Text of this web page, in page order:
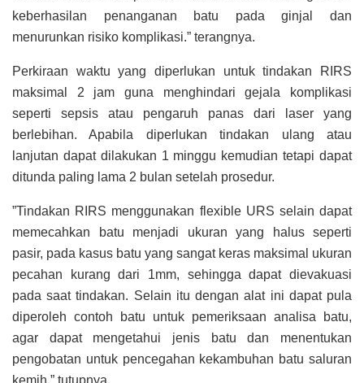
keberhasilan penanganan batu pada ginjal dan
menurunkan risiko komplikasi.” terangnya.
Perkiraan waktu yang diperlukan untuk tindakan RIRS
maksimal 2 jam guna menghindari gejala komplikasi
seperti sepsis atau pengaruh panas dari laser yang
berlebihan. Apabila diperlukan tindakan ulang atau
lanjutan dapat dilakukan 1 minggu kemudian tetapi dapat
ditunda paling lama 2 bulan setelah prosedur.
”Tindakan RIRS menggunakan flexible URS selain dapat
memecahkan batu menjadi ukuran yang halus seperti
pasir, pada kasus batu yang sangat keras maksimal ukuran
pecahan kurang dari 1mm, sehingga dapat dievakuasi
pada saat tindakan. Selain itu dengan alat ini dapat pula
diperoleh contoh batu untuk pemeriksaan analisa batu,
agar dapat mengetahui jenis batu dan menentukan
pengobatan untuk pencegahan kekambuhan batu saluran